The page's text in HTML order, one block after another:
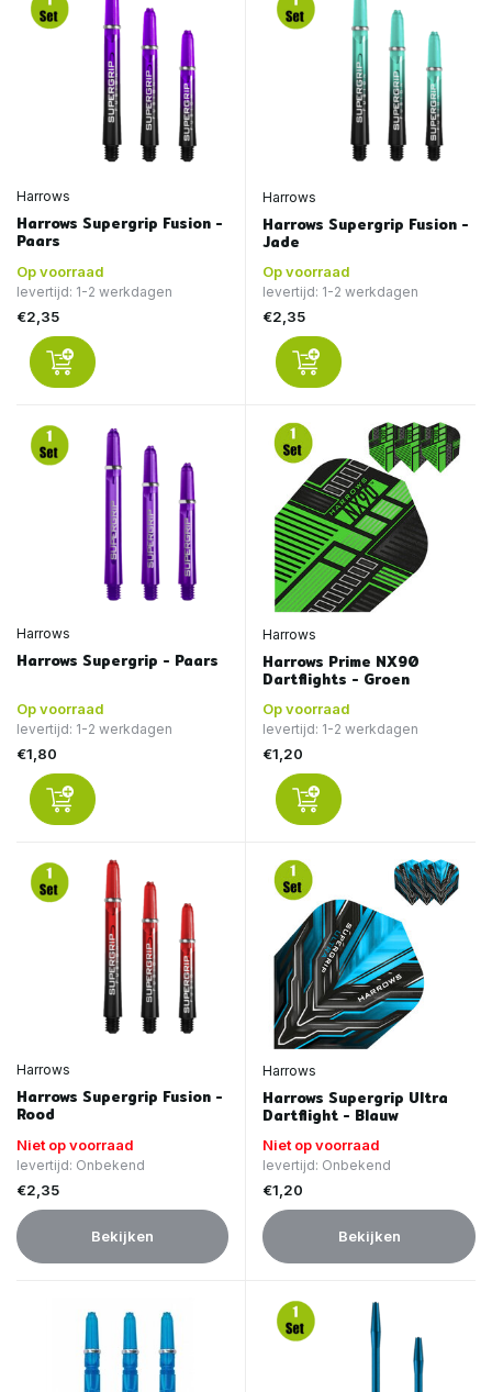
Harrows
Harrows Supergrip Fusion -
Paars
Op voorraad
levertijd: 1-2 werkdagen
€2,35
Harrows
Harrows Supergrip Fusion -
Jade
Op voorraad
levertijd: 1-2 werkdagen
€2,35
Harrows
Harrows Supergrip - Paars
Op voorraad
levertijd: 1-2 werkdagen
€1,80
Harrows
Harrows Prime NX90
Dartflights - Groen
Op voorraad
levertijd: 1-2 werkdagen
€1,20
Harrows
Harrows Supergrip Fusion -
Rood
Niet op voorraad
levertijd: Onbekend
€2,35
Bekijken
Harrows
Harrows Supergrip Ultra
Dartflight - Blauw
Niet op voorraad
levertijd: Onbekend
€1,20
Bekijken